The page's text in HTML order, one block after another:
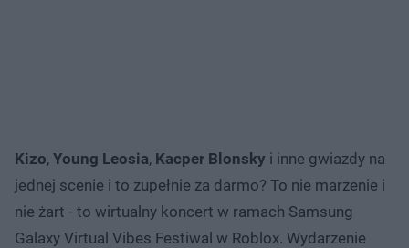
Kizo, Young Leosia, Kacper Blonsky i inne gwiazdy na
jednej scenie i to zupełnie za darmo? To nie marzenie i
nie żart - to wirtualny koncert w ramach Samsung
Galaxy Virtual Vibes Festiwal w Roblox. Wydarzenie